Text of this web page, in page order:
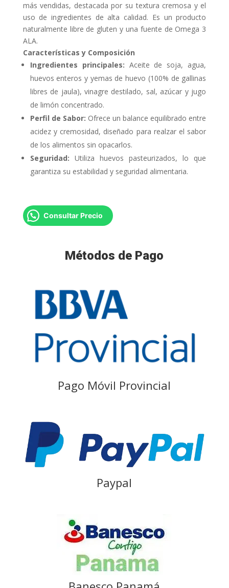
más vendidas, destacada por su textura cremosa y el
uso de ingredientes de alta calidad. Es un producto
naturalmente libre de gluten y una fuente de Omega 3
ALA.
Características y Composición
Ingredientes principales: Aceite de soja, agua,
huevos enteros y yemas de huevo (100% de gallinas
libres de jaula), vinagre destilado, sal, azúcar y jugo
de limón concentrado.
Perfil de Sabor: Ofrece un balance equilibrado entre
acidez y cremosidad, diseñado para realzar el sabor
de los alimentos sin opacarlos.
Seguridad: Utiliza huevos pasteurizados, lo que
garantiza su estabilidad y seguridad alimentaria.
Consultar Precio
Métodos de Pago
Pago Móvil Provincial
Paypal